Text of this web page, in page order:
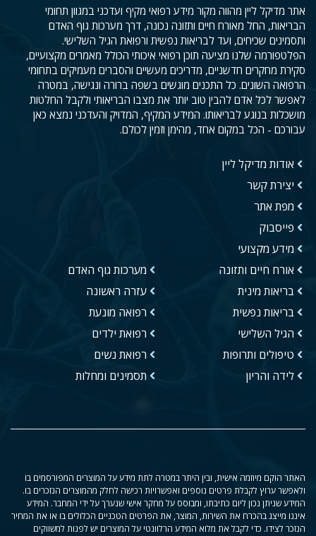
אתר מדיקל ליין מהווה מקור מידע רפואי מקיף ועדכני במגוון תחומי
הבריאות, החל מאורח חיים ותזונה נכונה, דרך מערכות גוף האדם
ותסמינים שכיחים, ועד לבריאות נפשית ורפואת הגיל השלישי.
הפלטפורמה שלנו מציעה תוכן רפואי איכותי הכולל מאמרים מקצועיים,
סקירת מחקרים חדשניים, מדריכים מעשיים והסברים מעמיקים בתחומי
הרפואה השונים. כל התכנים מוגשים בשפה ברורה ונגישה, במטרה
לאפשר לכל אדם להבין טוב יותר את מצבו הבריאותי ולקבל החלטות
מושכלות בנוגע לבריאותו. המידע המקיף, המדויק והעדכני נמצא כאן
עבורכם - הכל במקום אחד, מהימן וזמין לכולם.
אודות מדיקל ליין
יצירת קשר
מפת אתר
פייסבוק
מידע מקצועי
אורח חיים ותזונה
בריאות מינית
בריאות נפשית
הגיל השלישי
טיפולים ותרופות
לידה והריון
מערכות גוף האדם
עזרה ראשונה
רפואה מונעת
רפואת ילדים
רפואת נשים
תסמינים ומחלות
האתר הוקם מיוזמה אישית, ובין היתר במטרה לתת מידע על המוצרים המפורסמים בו
ולאפשר ערוץ לקבלת פרטים נוספים ואפשרויות רכישה לחלק מהמוצרים הנזכרים בו.
המידע שניתן נכון ליום כתיבתו, ומבוסס על מחקר אישי שנערך על ידי המחבר. המידע
איננו מייצג בהכרח את השירות, המוצר, את הפרטים הטכניים הכלולים בו או את המחיר
הנזכר לצידו. כדי לקבל את מלוא המידע הרלוונטי על המוצרים יש לפנות למשווקים